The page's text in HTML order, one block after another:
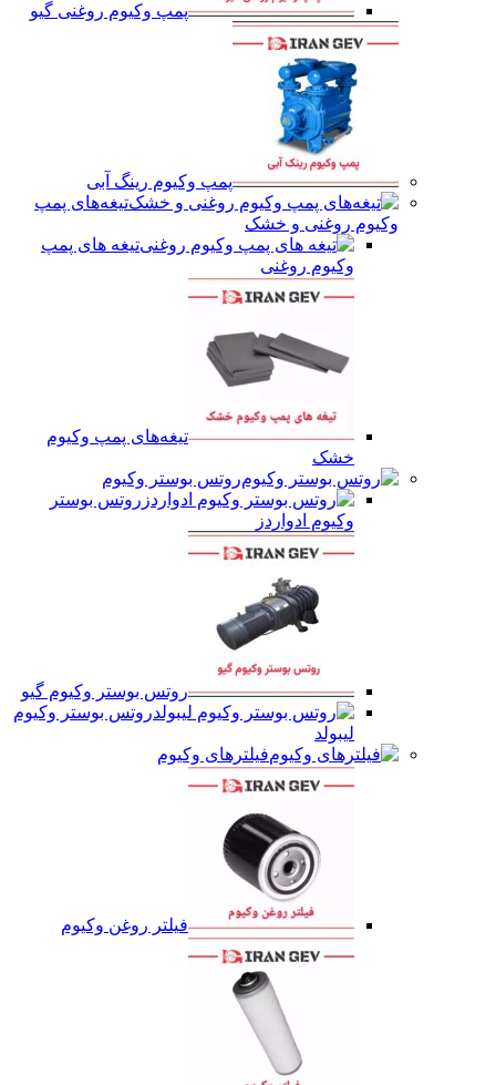
پمپ وکیوم روغنی گیو
پمپ وکیوم رینگ آبی
تیغه‌های پمپ
وکیوم روغنی و خشک
تیغه های پمپ
وکیوم روغنی
تیغه‌های پمپ وکیوم
خشک
روتس بوستر وکیوم
روتس بوستر
وکیوم ادواردز
روتس بوستر وکیوم گیو
روتس بوستر وکیوم
لیبولد
فیلترهای وکیوم
فیلتر روغن وکیوم